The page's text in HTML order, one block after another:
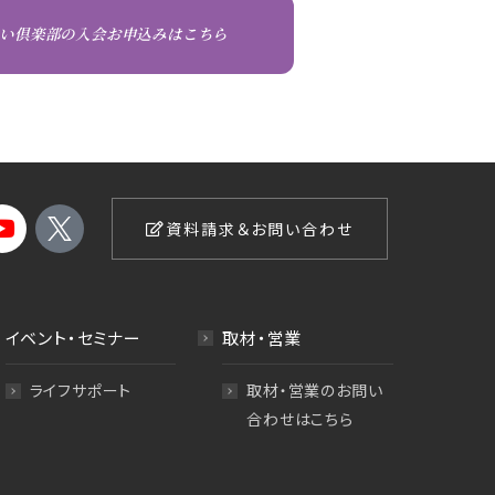
倶楽部の入会お申込みはこちら
資料請求＆お問い合わせ
イベント・セミナー
ライフサポート
取材・営業
取材・営業のお問い
合わせはこちら